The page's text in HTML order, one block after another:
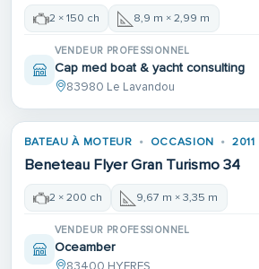
2 × 150 ch 8,9 m × 2,99 m
VENDEUR PROFESSIONNEL
Cap med boat & yacht consulting
83980 Le Lavandou
BATEAU À MOTEUR OCCASION 2011
Beneteau Flyer Gran Turismo 34
2 × 200 ch 9,67 m × 3,35 m
VENDEUR PROFESSIONNEL
Oceamber